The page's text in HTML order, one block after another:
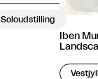
Soloudstilling
Iben